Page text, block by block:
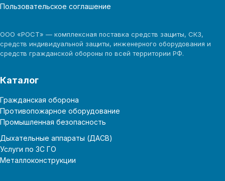
Пользовательское соглашение
ООО «РОСТ» — комплексная поставка средств защиты, СКЗ,
средств индивидуальной защиты, инженерного оборудования и
средств гражданской обороны по всей территории РФ.
Каталог
Гражданская оборона
Противопожарное оборудование
Промышленная безопасность
Дыхательные аппараты (ДАСВ)
Услуги по ЗС ГО
Металлоконструкции